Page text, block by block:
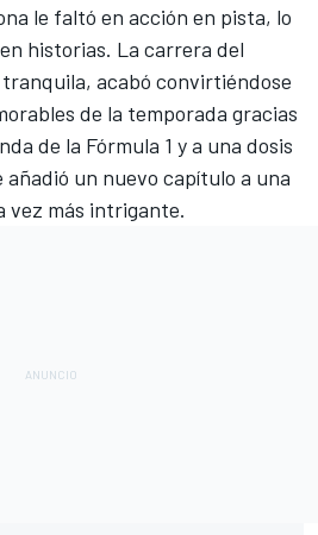
le faltó en acción en pista, lo
historias. La carrera del
acabó convirtiéndose
de la temporada gracias
de la Fórmula 1 y a una dosis
un nuevo capítulo a una
vez más intrigante.